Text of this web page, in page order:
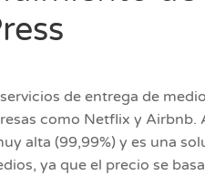
de entrega de
como Netflix y Airbnb.
alta (99,99%) y es una
ya que el precio se